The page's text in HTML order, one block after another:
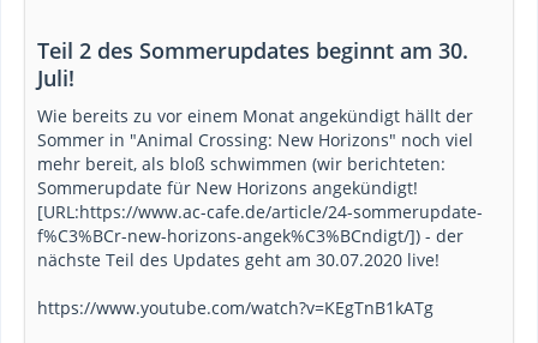
Teil 2 des Sommerupdates beginnt am 30.
Juli!
Wie bereits zu vor einem Monat angekündigt hällt der
Sommer in "Animal Crossing: New Horizons" noch viel
mehr bereit, als bloß schwimmen (wir berichteten:
Sommerupdate für New Horizons angekündigt!
[URL:https://www.ac-cafe.de/article/24-sommerupdate-
f%C3%BCr-new-horizons-angek%C3%BCndigt/]) - der
nächste Teil des Updates geht am 30.07.2020 live!
https://www.youtube.com/watch?v=KEgTnB1kATg